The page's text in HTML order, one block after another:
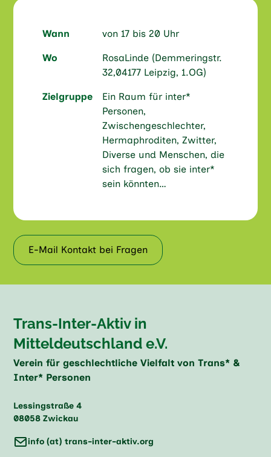
Wann von 17 bis 20 Uhr
Wo
RosaLinde (Demmeringstr.
32,04177 Leipzig, 1.OG)
Zielgruppe
Ein Raum für inter*
Personen,
Zwischengeschlechter,
Hermaphroditen, Zwitter,
Diverse und Menschen, die
sich fragen, ob sie inter*
sein könnten…
E-Mail Kontakt bei Fragen
Trans-Inter-Aktiv in
Mitteldeutschland e.V.
Verein für geschlechtliche Vielfalt von Trans* &
Inter* Personen
Lessingstraße 4
08058 Zwickau
info (at) trans-inter-aktiv.org